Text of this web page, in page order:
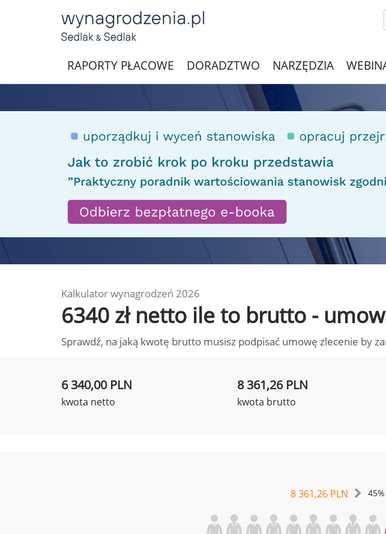
RAPORTY PŁACOWE DORADZTWO NARZĘDZIA
Kalkulator wynagrodzeń 2026
6340 zł netto ile to brutto -
Sprawdź, na jaką kwotę brutto musisz podpisać umowę zlecenie by
6 340,00 PLN
kwota netto
8 361,26 PLN
kwota brutto
8 361,26 PLN